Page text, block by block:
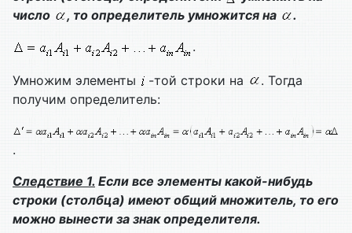
число
, то определитель умножится на
.
.
Умножим элементы -той строки на
. Тогда
получим определитель:
.
Следствие 1. Если все элементы какой-нибудь
строки (столбца) имеют общий множитель, то его
можно вынести за знак определителя.